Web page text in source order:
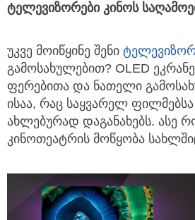
ტელევიზორები კინოს
უკვე მოიწყინე შენი
გამოსახულებით? OLED
ფერებითა და ნათელი
ისაა, რაც საყვარელ
ახლებურად დაგანახებს. ასე
კინოთეატრის მოწყობა